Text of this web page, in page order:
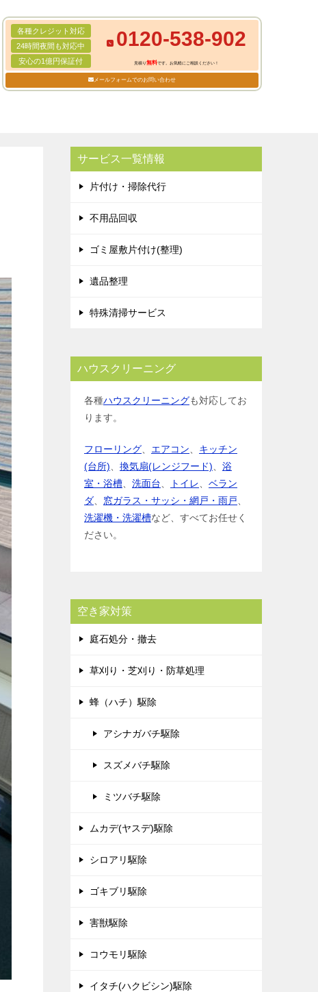
各種クレジット対応
24時間夜間も対応中
安心の1億円保証付
0120-538-902
見積り無料です。お気軽にご相談ください！
メールフォームでのお問い合わせ
サービス一覧情報
片付け・掃除代行
不用品回収
ゴミ屋敷片付け(整理)
遺品整理
特殊清掃サービス
ハウスクリーニング
各種ハウスクリーニングも対応してお
ります。
フローリング エアコン
キッチン
(台所)
換気扇(レンジフード)
浴
室・浴槽
洗面台 トイレ
ベラン
ダ
窓ガラス・サッシ・網戸・雨戸
洗濯機・洗濯槽など、すべてお任せく
ださい。
空き家対策
庭石処分・撤去
草刈り・芝刈り・防草処理
蜂（ハチ）駆除
アシナガバチ駆除
スズメバチ駆除
ミツバチ駆除
ムカデ(ヤスデ)駆除
シロアリ駆除
ゴキブリ駆除
害獣駆除
コウモリ駆除
イタチ(ハクビシン)駆除